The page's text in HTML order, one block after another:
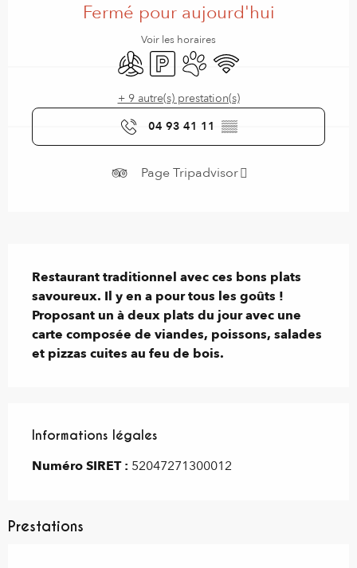
Fermé pour aujourd'hui
Voir les horaires
Air conditionné
ParkingAnimaux acceptés
WiFi
+ 9 autre(s) prestation(s)
04 93 41 11 ▒▒
Page Tripadvisor
Restaurant traditionnel avec ces bons plats
savoureux. Il y en a pour tous les goûts !
Proposant un à deux plats du jour avec une
carte composée de viandes, poissons, salades
et pizzas cuites au feu de bois.
Informations légales
Informations légales
Numéro SIRET : 52047271300012
Prestations